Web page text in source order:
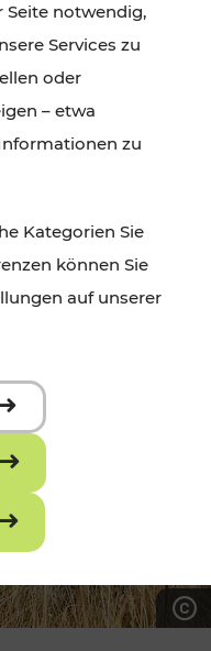
und Fahrplan-
erreichbar.
Seite notwendig,
Services zu
oder
– etwa
zu
Kategorien Sie
können Sie
auf unserer